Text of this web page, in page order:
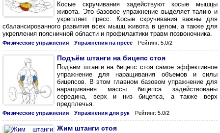
Косые скручивания задействуют косые мышцы
живота. Это базовое упражнение выделяет талию и
укрепляет пресс. Косые скручивания важны для
сбалансированного развития всех мышц живота в целом, а также для
укрепления поясничной области и профилактики травм позвоночника.
Физические упражнения Упражнения на пресс Рейтинг: 5.0/2
Подъём штанги на бицепс стоя
Подъём штанги на бицепс стоя самое эффективное
упражнение для наращивания объемов и силы
бицепсов. В этом главном базовом упражнение для
наращивания массы бицепса задействованы
середина, верх и низ бицепса, а также верх
предплечья.
Физические упражнения Упражнения для рук Рейтинг: 5.0/2
Жим штанги стоя